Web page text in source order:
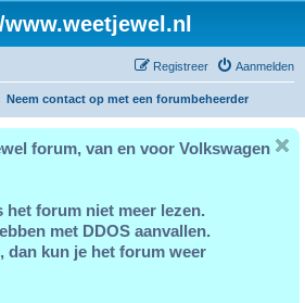
Aanmelden
Registreer
Neem contact op met een forumbeheerder
forum, van en voor Volkswagen
het forum niet meer lezen.
met DDOS aanvallen.
dan kun je het forum weer